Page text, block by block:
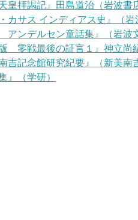
皇拝謁記』田島道治（岩波書
カサス インディアス史』（岩
アンデルセン童話集』（岩波
版 零戦最後の証言１』神立尚
吉記念館研究紀要』（新美南
』（学研）